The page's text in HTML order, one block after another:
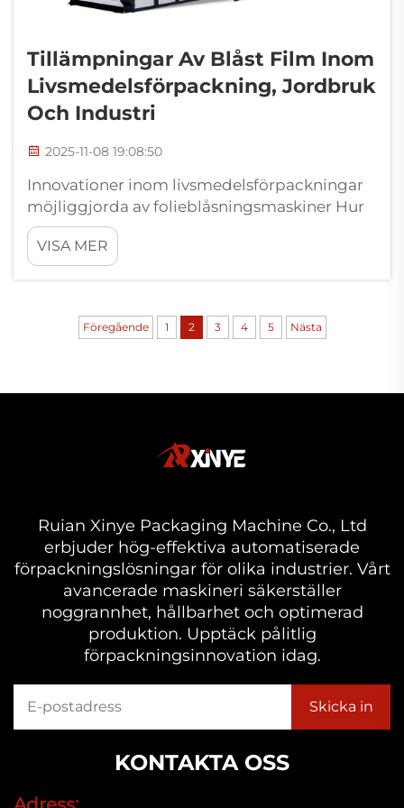
Tillämpningar Av Blåst Film Inom
Livsmedelsförpackning, Jordbruk
Och Industri
2025-11-08 19:08:50
Innovationer inom livsmedelsförpackningar
möjliggjorda av folieblåsningsmaskiner Hur
folieblåsningsmaskiner möjliggör
högpresterande livsmedelsfolier Idag skapar
folieblåsningsmaskiner livsmedelsfolier som
saker färska. De erbjuder...
VISA MER
Föregående 1 2 3 4 5 Nästa
Ruian Xinye Packaging Machine Co., Ltd
erbjuder hög-effektiva automatiserade
förpackningslösningar för olika industrier. Vårt
avancerade maskineri säkerställer
noggrannhet, hållbarhet och optimerad
produktion. Upptäck pålitlig
förpackningsinnovation idag.
KONTAKTA OSS